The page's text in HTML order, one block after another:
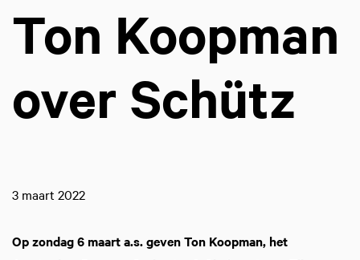
Ton Koopman
over Schütz
3 maart 2022
Op zondag 6 maart a.s. geven Ton Koopman, het